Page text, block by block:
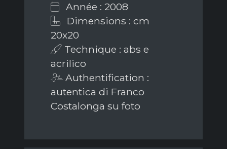
Année : 2008
Dimensions : cm
20x20
Technique : abs e
acrilico
Authentification :
autentica di Franco
Costalonga su foto